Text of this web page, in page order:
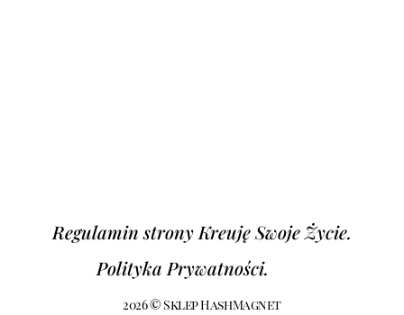
Regulamin strony Kreuję Swoje Życie.
Polityka Prywatności.
2026 © Sklep HashMagnet